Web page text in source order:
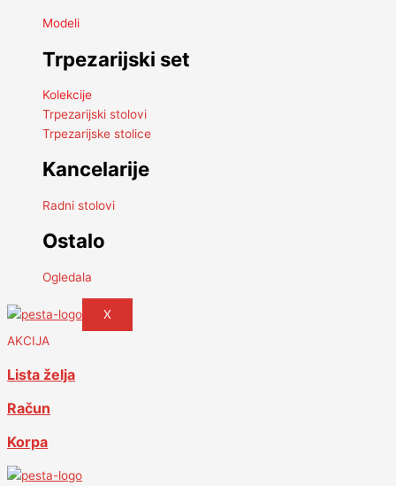
Modeli
Trpezarijski set
Kolekcije
Trpezarijski stolovi
Trpezarijske stolice
Kancelarije
Radni stolovi
Ostalo
Ogledala
X
AKCIJA
Lista želja
Račun
Korpa